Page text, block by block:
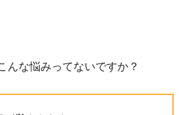
んな悩みってないですか？